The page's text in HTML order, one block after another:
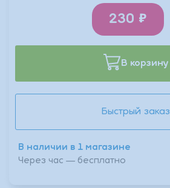
230
В корзину
Быстрый заказ
В наличии в 1 магазине
Через час — бесплатно